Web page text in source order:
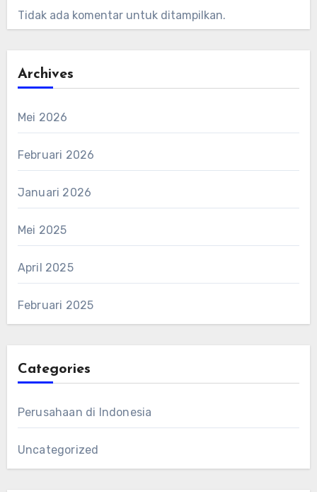
Tidak ada komentar untuk ditampilkan.
Archives
Mei 2026
Februari 2026
Januari 2026
Mei 2025
April 2025
Februari 2025
Categories
Perusahaan di Indonesia
Uncategorized